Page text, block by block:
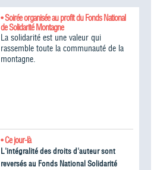
• Soirée organisée au profit du Fonds National
de Solidarité Montagne
La solidarité est une valeur qui
rassemble toute la communauté de la
montagne.
• Ce jour-là
L'intégralité des droits d'auteur sont
reversés au Fonds National Solidarité